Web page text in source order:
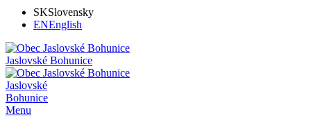
SKSlovensky
ENEnglish
Jaslovské Bohunice
Jaslovské
Bohunice
Menu